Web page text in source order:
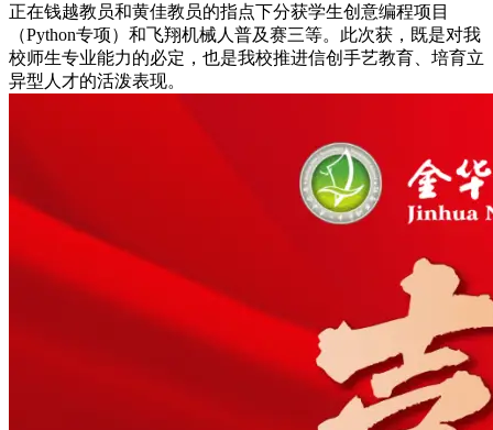
正在钱越教员和黄佳教员的指点下分获学生创意编程项目
（Python专项）和飞翔机械人普及赛三等。此次获，既是对我
校师生专业能力的必定，也是我校推进信创手艺教育、培育立
异型人才的活泼表现。